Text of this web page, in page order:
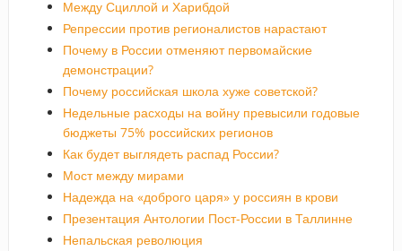
Между Сциллой и Харибдой
Репрессии против регионалистов нарастают
Почему в России отменяют первомайские
демонстрации?
Почему российская школа хуже советской?
Недельные расходы на войну превысили годовые
бюджеты 75% российских регионов
Как будет выглядеть распад России?
Мост между мирами
Надежда на «доброго царя» у россиян в крови
Презентация Антологии Пост-России в Таллинне
Непальская революция